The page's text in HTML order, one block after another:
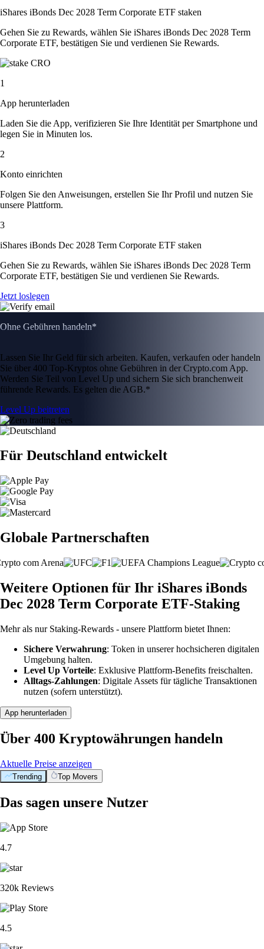
iShares iBonds Dec 2028 Term Corporate ETF staken
Gehen Sie zu Rewards, wählen Sie iShares iBonds Dec 2028 Term
Corporate ETF, bestätigen Sie und verdienen Sie Rewards.
1
App herunterladen
Laden Sie die App, verifizieren Sie Ihre Identität per Smartphone und
legen Sie in Minuten los.
2
Konto einrichten
Folgen Sie den Anweisungen, erstellen Sie Ihr Profil und nutzen Sie
unsere Plattform.
3
iShares iBonds Dec 2028 Term Corporate ETF staken
Gehen Sie zu Rewards, wählen Sie iShares iBonds Dec 2028 Term
Corporate ETF, bestätigen Sie und verdienen Sie Rewards.
Jetzt loslegen
Ohne Gebühren handeln*
Lassen Sie Ihr Geld für sich arbeiten. Kaufen, verkaufen oder handeln
Sie über 400 Top-Kryptos ohne Gebühren in der Crypto.com App.
Werden Sie Teil von Level Up und sichern Sie sich branchenweit
führende Rewards. Es gelten die AGB.*
Level Up beitreten
Für Deutschland entwickelt
Globale Partnerschaften
Weitere Optionen für Ihr iShares iBonds
Dec 2028 Term Corporate ETF-Staking
Mehr als nur Staking-Rewards - unsere Plattform bietet Ihnen:
Sichere Verwahrung: Token in unserer hochsicheren digitalen
Umgebung halten.
Level Up Vorteile: Exklusive Plattform-Benefits freischalten.
Alltags-Zahlungen: Digitale Assets für tägliche Transaktionen
nutzen (sofern unterstützt).
App herunterladen
Über 400 Kryptowährungen handeln
Aktuelle Preise anzeigen
Trending Top Movers
Das sagen unsere Nutzer
4.7
320k Reviews
4.5